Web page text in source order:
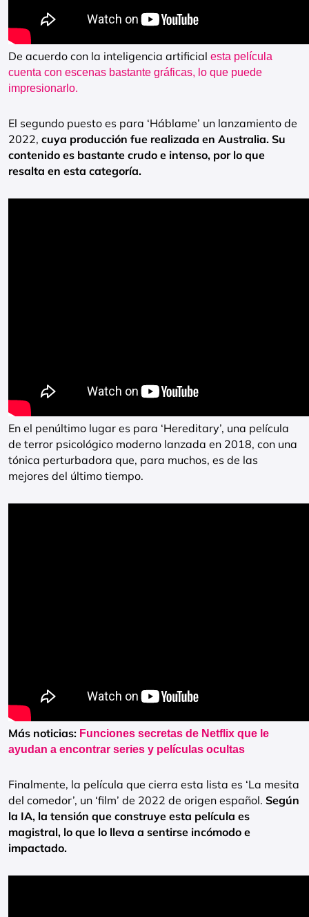
De acuerdo con la inteligencia artificial esta película
cuenta con escenas bastante gráficas, lo que puede
impresionarlo.
El segundo puesto es para ‘Háblame’ un lanzamiento de
2022, cuya producción fue realizada en Australia. Su
contenido es bastante crudo e intenso, por lo que
resalta en esta categoría.
En el penúltimo lugar es para ‘Hereditary’, una película
de terror psicológico moderno lanzada en 2018, con una
tónica perturbadora que, para muchos, es de las
mejores del último tiempo.
Más noticias: Funciones secretas de Netflix que le
ayudan a encontrar series y películas ocultas
Finalmente, la película que cierra esta lista es ‘La mesita
del comedor’, un ‘film’ de 2022 de origen español. Según
la IA, la tensión que construye esta película es
magistral, lo que lo lleva a sentirse incómodo e
impactado.